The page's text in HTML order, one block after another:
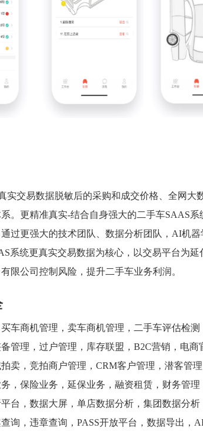
实交易数据脱敏后的采购和成交价格、全网大
。更精准真实-结合自身强大的二手车SAAS
过更强大的技术团队、数据分析团队，AI机
系统更真实交易数据为核心，以交易平台为
限公司控制风险，提升二手车业务利润。
车商机管理，卖车商机管理，二手车评估检
管理，过户管理，库存联盟，B2C营销，电
卖，竞拍商户管理，CRM客户管理，潜客管
，保险业务，延保业务，融资租赁，财务管
台，数据大屏，单店数据分析，集团数据分
询，违章查询，PASS开放平台，数据导出，